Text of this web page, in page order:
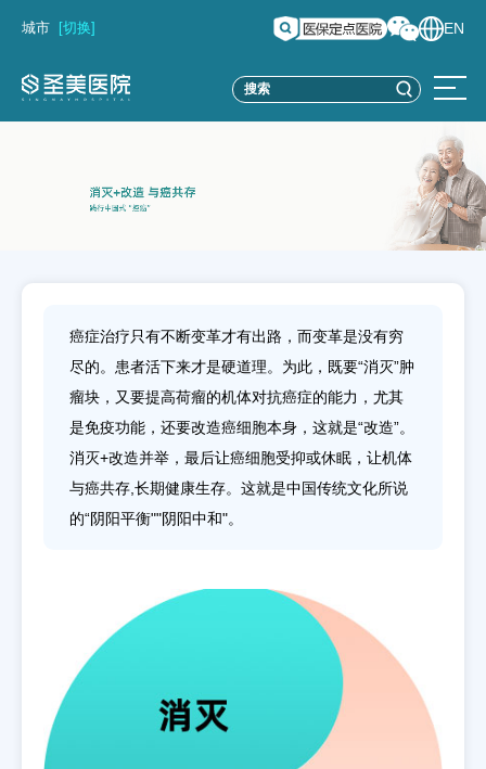
城市 [切换] EN
癌症治疗只有不断变革才有出路，而变革是没有穷
尽的。患者活下来才是硬道理。为此，既要“消灭”肿
瘤块，又要提高荷瘤的机体对抗癌症的能力，尤其
是免疫功能，还要改造癌细胞本身，这就是“改造”。
消灭+改造并举，最后让癌细胞受抑或休眠，让机体
与癌共存,长期健康生存。这就是中国传统文化所说
的“阴阳平衡""阴阳中和"。